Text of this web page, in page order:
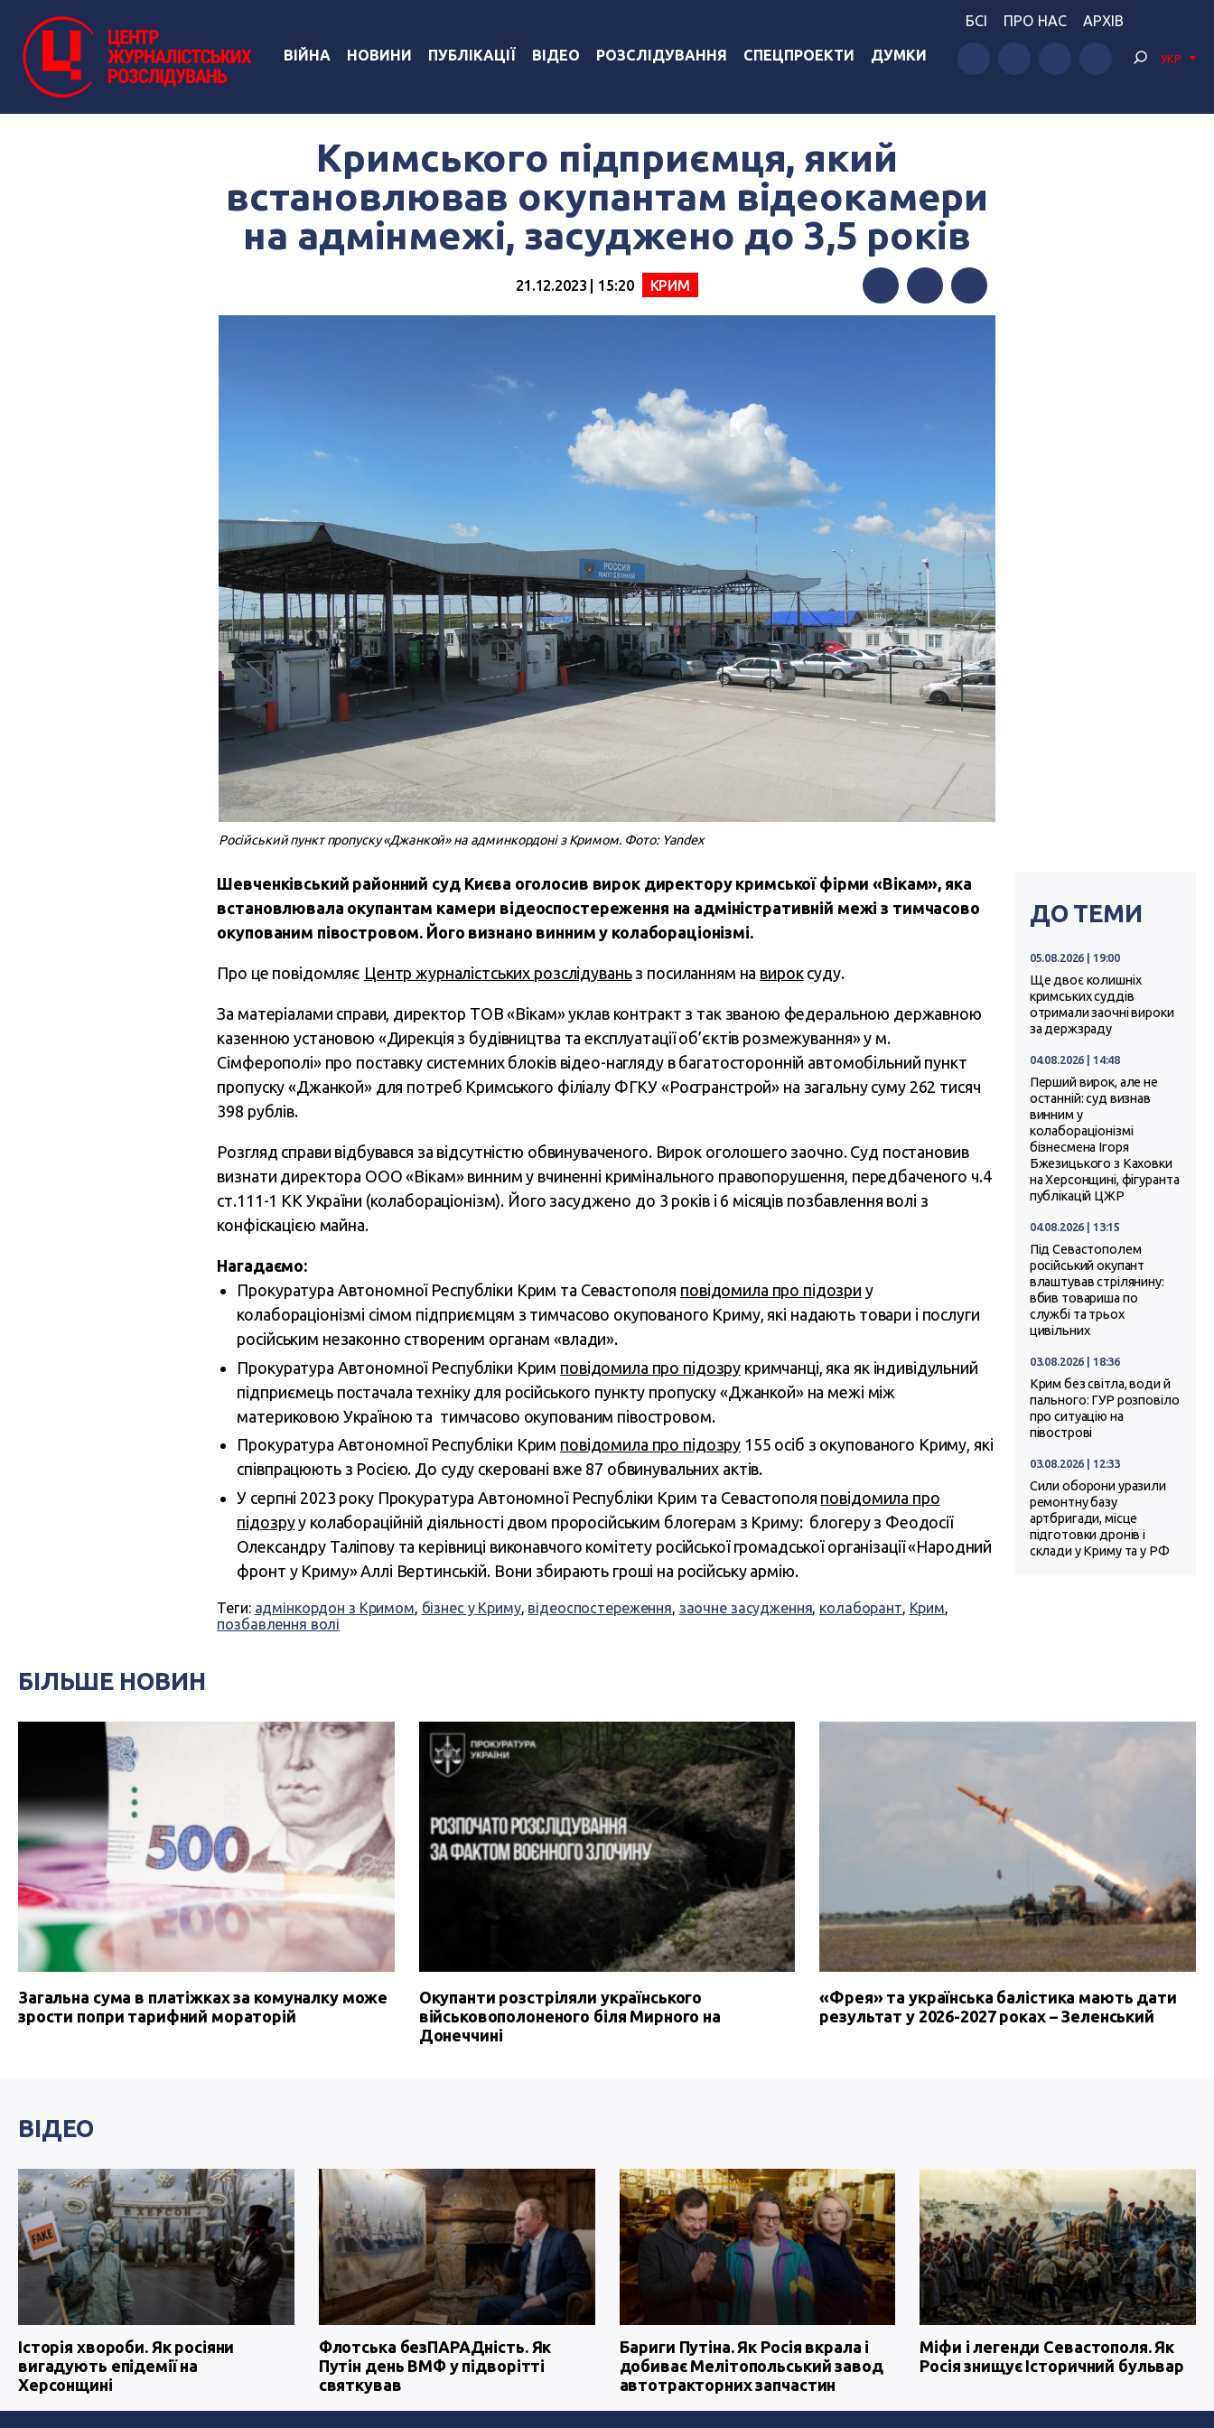
ВІЙНА НОВИНИ ПУБЛІКАЦІЇ ВІДЕО РОЗСЛІДУВАННЯ СПЕЦПРОЕКТИ ДУМКИ
БСІ ПРО НАС АРХІВ
УКР
Кримського підприємця, який
встановлював окупантам відеокамери
на адмінмежі, засуджено до 3,5 років
21.12.2023 | 15:20 КРИМ
Російський пункт пропуску «Джанкой» на админкордоні з Кримом. Фото: Yandex
Шевченківський районний суд Києва оголосив вирок директору кримської фірми «Вікам», яка
встановлювала окупантам камери відеоспостереження на адміністративній межі з тимчасово
окупованим півостровом. Його визнано винним у колабораціонізмі.
Про це повідомляє Центр журналістських розслідуваньз посиланням на вироксуду.
За матеріалами справи, директор ТОВ «Вікам» уклав контракт з так званою федеральною державною
казенною установою «Дирекція з будівництва та експлуатації об’єктів розмежування» у м.
Сімферополі» про поставку системних блоків відео-нагляду в багатосторонній автомобільний пункт
пропуску «Джанкой» для потреб Кримського філіалу ФГКУ «Росгранстрой» на загальну суму 262 тисяч
398 рублів.
Розгляд справи відбувався за відсутністю обвинуваченого. Вирок оголошего заочно. Суд постановив
визнати директора ООО «Вікам» винним у вчиненні кримінального правопорушення, передбаченого ч.4
ст.111-1 КК України (колабораціонізм). Його засуджено до 3 років і 6 місяців позбавлення волі з
конфіскацією майна.
Нагадаємо:
Прокуратура Автономної Республіки Крим та Севастополя повідомила про підозри у
колабораціонізмі сімом підприємцям з тимчасово окупованого Криму, які надають товари і послуги
російським незаконно створеним органам «влади».
Прокуратура Автономної Республіки Крим повідомила про підозру кримчанці, яка як індивідульний
підприємець постачала техніку для російського пункту пропуску «Джанкой» на межі між
материковою Україною та тимчасово окупованим півостровом.
Прокуратура Автономної Республіки Крим повідомила про підозру 155 осіб з окупованого Криму, які
співпрацюють з Росією. До суду скеровані вже 87 обвинувальних актів.
У серпні 2023 року Прокуратура Автономної Республіки Крим та Севастополя повідомила про
підозруу колабораційній діяльності двом проросійським блогерам з Криму: блогеру з Феодосії
Олександру Таліпову та керівниці виконавчого комітету російської громадської організації «Народний
фронт у Криму» Аллі Вертинській. Вони збирають гроші на російську армію.
Теги: адмінкордон з Кримом, бізнес у Криму, відеоспостереження, заочне засудження, колаборант, Крим,
позбавлення волі
ДО ТЕМИ
05.08.2026 | 19:00
Ще двоє колишніх
кримських суддів
отримали заочні вироки
за держзраду
04.08.2026 | 14:48
Перший вирок, але не
останній: суд визнав
винним у
колабораціонізмі
бізнесмена Ігоря
Бжезицького з Каховки
на Херсонщині, фігуранта
публікацій ЦЖР
04.08.2026 | 13:15
Під Севастополем
російський окупант
влаштував стрілянину:
вбив товариша по
службі та трьох
цивільних
03.08.2026 | 18:36
Крим без світла, води й
пального: ГУР розповіло
про ситуацію на
півострові
03.08.2026 | 12:33
Сили оборони уразили
ремонтну базу
артбригади, місце
підготовки дронів і
склади у Криму та у РФ
БІЛЬШЕ НОВИН
Загальна сума в платіжках за комуналку може
зрости попри тарифний мораторій
Окупанти розстріляли українського
військовополоненого біля Мирного на
Донеччині
«Фрея» та українська балістика мають дати
результат у 2026-2027 роках – Зеленський
ВІДЕО
Історія хвороби. Як росіяни
вигадують епідемії на
Херсонщині
Флотська безПАРАДність. Як
Путін день ВМФ у підворітті
святкував
Бариги Путіна. Як Росія вкрала і
добиває Мелітопольський завод
автотракторних запчастин
Міфи і легенди Севастополя. Як
Росія знищує Історичний бульвар